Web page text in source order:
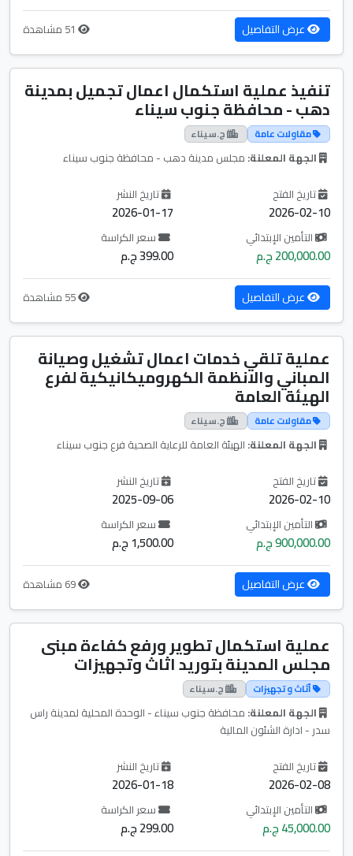
عرض التفاصيل
تنفيذ عملية استكمال اعمال تجميل بمدينة
دهب - محافظة جنوب سيناء
مقاولات عامة ج.سيناء
الجهة المعلنة: مجلس مدينة دهب - محافظة جنوب سيناء
تاريخ الفتح
2026-02-10
تاريخ النشر
2026-01-17
التأمين الإبتدائي
200,000.00 ج.م
سعر الكراسة
399.00 ج.م
عرض التفاصيل
عملية تلقي خدمات اعمال تشغيل وصيانة
المباني والانظمة الكهروميكانيكية لفرع
الهيئة العامة
مقاولات عامة ج.سيناء
الجهة المعلنة: الهيئة العامة للرعاية الصحية فرع جنوب سيناء
تاريخ الفتح
2026-02-10
تاريخ النشر
2025-09-06
التأمين الإبتدائي
900,000.00 ج.م
سعر الكراسة
1,500.00 ج.م
عرض التفاصيل
عملية استكمال تطوير ورفع كفاءة مبنى
مجلس المدينة بتوريد اثاث وتجهيزات
أثاث و تجهيزات ج.سيناء
الجهة المعلنة: محافظة جنوب سيناء - الوحدة المحلية لمدينة راس
سدر - ادارة الشئون المالية
تاريخ الفتح
2026-02-08
تاريخ النشر
2026-01-18
التأمين الإبتدائي
45,000.00 ج.م
سعر الكراسة
299.00 ج.م